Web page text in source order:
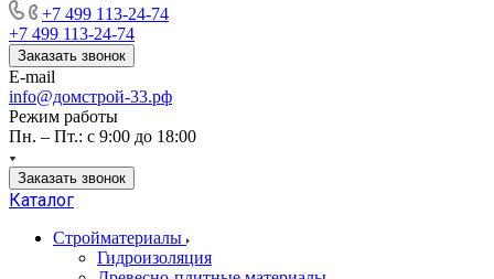
+7 499 113-24-74
+7 499 113-24-74
Заказать звонок
E-mail
info@домстрой-33.рф
Режим работы
Пн. – Пт.: с 9:00 до 18:00
Заказать звонок
Каталог
Стройматериалы
Гидроизоляция